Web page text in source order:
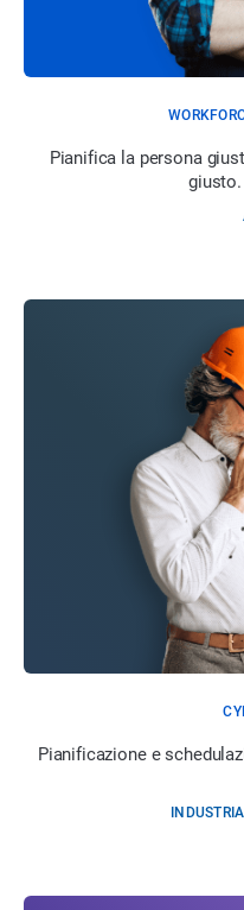
Pianifica la persona
giusto.
Pianificazione e